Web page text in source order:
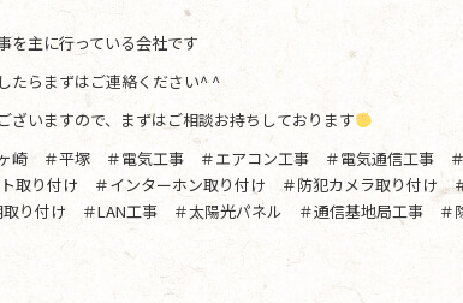
を主に行っている会社です
たらまずはご連絡ください^ ^
ざいますので、まずはご相談お持ちしております
＃平塚 ＃電気工事 ＃エアコン工事 ＃電気通信工事 ＃
取り付け ＃インターホン取り付け ＃防犯カメラ取り付け
取り付け ＃LAN工事 ＃太陽光パネル ＃通信基地局工事